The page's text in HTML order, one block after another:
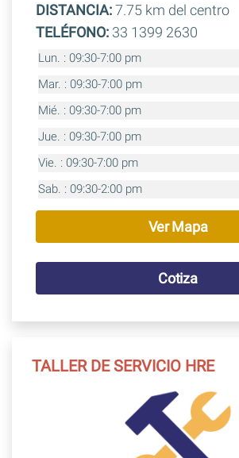
DISTANCIA:7.75 km del centro
TELÉFONO:33 1399 2630
Lun. : 09:30-7:00 pm
Mar. : 09:30-7:00 pm
Mié. : 09:30-7:00 pm
Jue. : 09:30-7:00 pm
Vie. : 09:30-7:00 pm
Sab. : 09:30-2:00 pm
Ver Mapa
Cotiza
TALLER DE SERVICIO HRE